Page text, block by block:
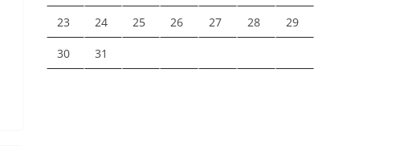
23 24 25 26 27 28 29
30 31